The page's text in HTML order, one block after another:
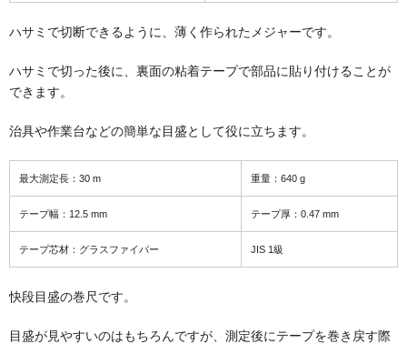
ハサミで切断できるように、薄く作られたメジャーです。
ハサミで切った後に、裏面の粘着テープで部品に貼り付けることが
できます。
治具や作業台などの簡単な目盛として役に立ちます。
最大測定長：30 m 重量：640 g
テープ幅：12.5 mm テープ厚：0.47 mm
テープ芯材：グラスファイバー JIS 1級
快段目盛の巻尺です。
目盛が見やすいのはもちろんですが、測定後にテープを巻き戻す際